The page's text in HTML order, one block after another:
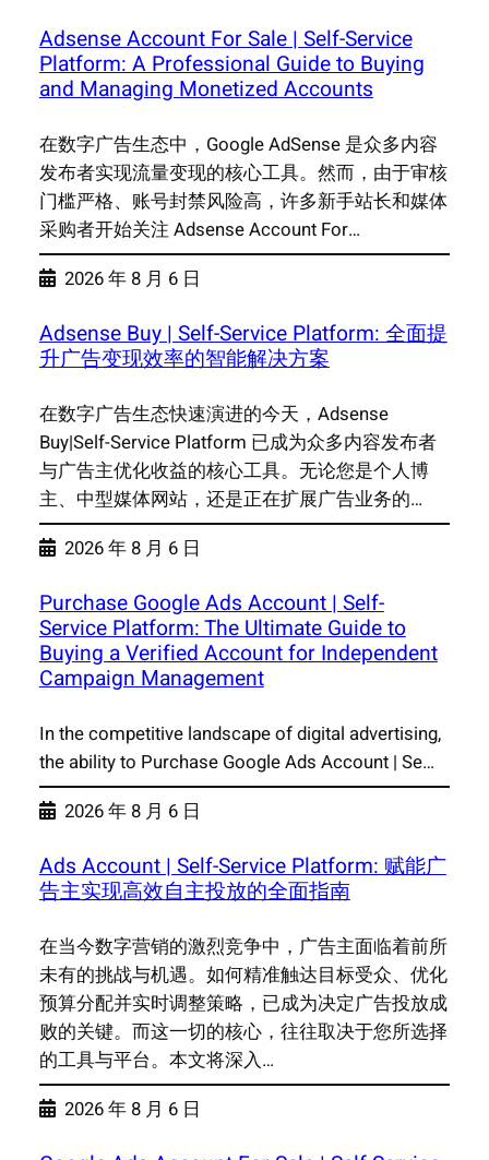
Adsense Account For Sale | Self-Service
Platform: A Professional Guide to Buying
and Managing Monetized Accounts
在数字广告生态中，Google AdSense 是众多内容
发布者实现流量变现的核心工具。然而，由于审核
门槛严格、账号封禁风险高，许多新手站长和媒体
采购者开始关注 Adsense Account For…
2026 年 8 月 6 日
Adsense Buy | Self-Service Platform: 全面提
升广告变现效率的智能解决方案
在数字广告生态快速演进的今天，Adsense
Buy|Self-Service Platform 已成为众多内容发布者
与广告主优化收益的核心工具。无论您是个人博
主、中型媒体网站，还是正在扩展广告业务的…
2026 年 8 月 6 日
Purchase Google Ads Account | Self-
Service Platform: The Ultimate Guide to
Buying a Verified Account for Independent
Campaign Management
In the competitive landscape of digital advertising,
the ability to Purchase Google Ads Account | Se…
2026 年 8 月 6 日
Ads Account | Self-Service Platform: 赋能广
告主实现高效自主投放的全面指南
在当今数字营销的激烈竞争中，广告主面临着前所
未有的挑战与机遇。如何精准触达目标受众、优化
预算分配并实时调整策略，已成为决定广告投放成
败的关键。而这一切的核心，往往取决于您所选择
的工具与平台。本文将深入…
2026 年 8 月 6 日